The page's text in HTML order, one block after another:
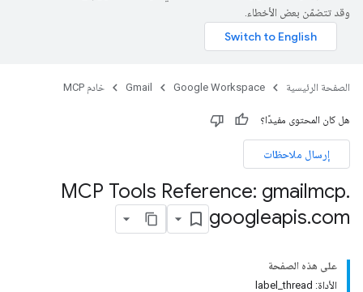
وقد تتضمّن بعض الأخطاء.
الصفحة الرئيسية Google Workspace
Gmail خادم MCP
هل كان المحتوى مفيدًا؟
إرسال ملاحظات
MCP Tools Reference: gmailmcp.
googleapis.com
على هذه الصفحة
الأداة: label_thread